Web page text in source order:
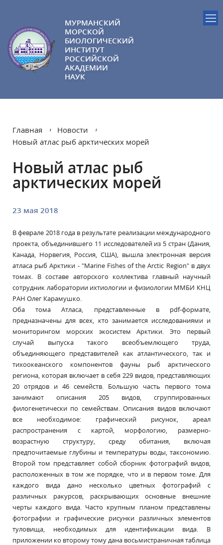
МУРМАНСКИЙ
МОРСКОЙ
БИОЛОГИЧЕСКИЙ
ИНСТИТУТ
РОССИЙСКОЙ
АКАДЕМИИ
НАУК
Главная
Новости
Новый атлас рыб арктических морей
Новый атлас рыб
арктических морей
23 мая 2018
В феврале 2018 года в результате реализации международного
проекта, объединившего 11 исследователей из 5 стран (Дания,
Канада, Норвегия, Россия, США), вышла электронная версия
атласа рыб Арктики - "Marine Fishes of the Arctic Region" в двух
томах. В составе авторского коллектива главный научный
сотрудник лаборатории ихтиологии и физиологии ММБИ КНЦ
РАН Олег Карамушко.
Оба тома Атласа, представленные в pdf-формате,
предназначены для всех, кто занимается исследованиями и
мониторингом морских экосистем Арктики. Это первый
случай выпуска такого всеобъемлющего труда,
объединяющего представителей как атлантического, так и
тихоокеанского компонентов фауны рыб арктического
региона, которая включает в себя 229 видов, представляющих
20 отрядов и 46 семейств. Большую часть первого тома
занимают описания 205 видов, сгруппированных
филогенетически по семействам. Описания видов включают
все необходимое: графический рисунок, ареал
распространения с картой, морфологию, размерно-
возрастную структуру, среду обитания, включая
предпочитаемые глубины и температуры воды, таксономию.
Второй том представляет собой сборник фотографий видов,
расположенных в том же порядке, что и в первом томе. Для
каждого вида дано несколько цветных фотографий с
различных ракурсов, раскрывающих основные внешние
черты каждого вида. Часто крупным планом представлены
фотографии и графические рисунки различных элементов
туловища, необходимых для идентификации вида. В
приложении ко второму тому дана восьмистраничная таблица